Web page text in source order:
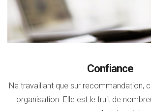
Confiance
Ne travaillant que sur recommandation,
organisation. Elle est le fruit de